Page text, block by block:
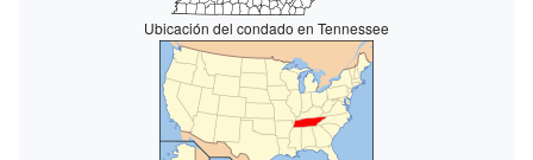
Ubicación del condado en Tennessee